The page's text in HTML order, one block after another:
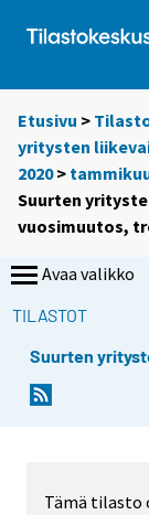
Etusivu >
yritysten
2020>
Suurten
vuosimuutos,
Avaa valikko
TILASTOT
Suurten
Tämä tilasto